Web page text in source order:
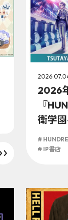
2026
『
衛学
A
P書店
#
# IP書店